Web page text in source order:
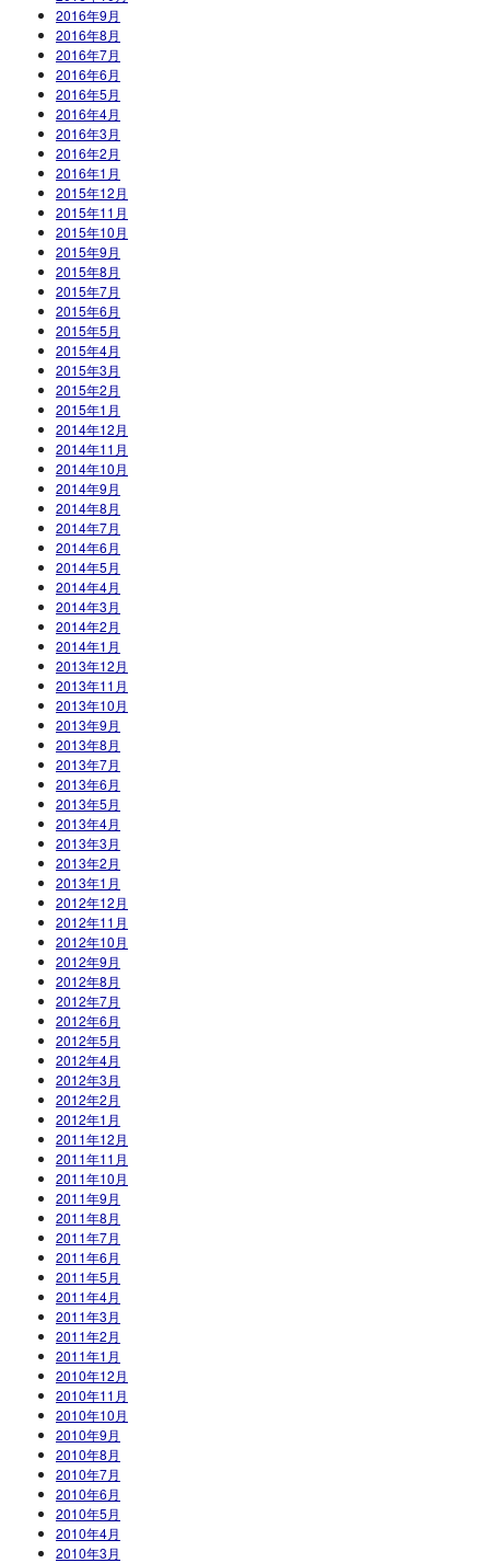
2016年9月
2016年8月
2016年7月
2016年6月
2016年5月
2016年4月
2016年3月
2016年2月
2016年1月
2015年12月
2015年11月
2015年10月
2015年9月
2015年8月
2015年7月
2015年6月
2015年5月
2015年4月
2015年3月
2015年2月
2015年1月
2014年12月
2014年11月
2014年10月
2014年9月
2014年8月
2014年7月
2014年6月
2014年5月
2014年4月
2014年3月
2014年2月
2014年1月
2013年12月
2013年11月
2013年10月
2013年9月
2013年8月
2013年7月
2013年6月
2013年5月
2013年4月
2013年3月
2013年2月
2013年1月
2012年12月
2012年11月
2012年10月
2012年9月
2012年8月
2012年7月
2012年6月
2012年5月
2012年4月
2012年3月
2012年2月
2012年1月
2011年12月
2011年11月
2011年10月
2011年9月
2011年8月
2011年7月
2011年6月
2011年5月
2011年4月
2011年3月
2011年2月
2011年1月
2010年12月
2010年11月
2010年10月
2010年9月
2010年8月
2010年7月
2010年6月
2010年5月
2010年4月
2010年3月